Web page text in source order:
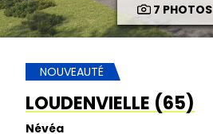
7 PHOTOS
NOUVEAUTÉ
LOUDENVIELLE (65)
Névéa